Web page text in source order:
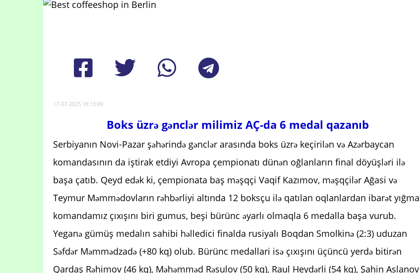
Breadcrumb
17-07-2025 18:13:09
Boks üzrə gənclər milimiz AÇ-da 6 medal qazanıb
Serbiyanın Novi-Pazar şəhərində gənclər arasında boks üzrə keçirilən və Azərbaycan
komandasının da iştirak etdiyi Avropa çempionatı dünən oğlanların final döyüşləri ilə
başa çatıb. Qeyd edək ki, çempionata baş məşqçi Vaqif Kazımov, məşqçilər Ağasi və
Teymur Məmmədovların rəhbərliyi altında 12 boksçu ilə qatılan oqlanlardan ibarət yığma
komandamız çıxışını biri gumus, beşi bürünc əyarlı olmaqla 6 medalla başa vurub.
Yeganə gümüş medalın sahibi həlledici finalda rusiyalı Boqdan Smolkinə (2:3) uduzan
Səfdər Məmmədzadə (+80 kq) olub. Bürünc medallari isə çıxışını üçüncü yerdə bitirən
Qardaş Rəhimov (46 kq), Məhəmməd Rəsulov (50 kq), Raul Heydərli (54 kq), Şahin Aslanov